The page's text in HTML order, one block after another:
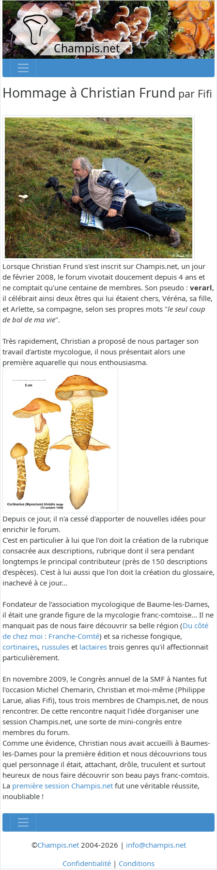
Champis.net
Hommage à Christian Frund par Fifi
Lorsque Christian Frund s'est inscrit sur Champis.net, un jour
de février 2008, le forum vivotait doucement depuis 4 ans et
ne comptait qu'une centaine de membres. Son pseudo : verarl,
il célébrait ainsi deux êtres qui lui étaient chers, Véréna, sa fille,
et Arlette, sa compagne, selon ses propres mots "le seul coup
de bol de ma vie".
Très rapidement, Christian a proposé de nous partager son
travail d'artiste mycologue, il nous présentait alors une
première aquarelle qui nous enthousiasma.
Depuis ce jour, il n'a cessé d'apporter de nouvelles idées pour
enrichir le forum.
C'est en particulier à lui que l'on doit la création de la rubrique
consacrée aux descriptions, rubrique dont il sera pendant
longtemps le principal contributeur (près de 150 descriptions
d'espèces). C'est à lui aussi que l'on doit la création du glossaire,
inachevé à ce jour...
Fondateur de l’association mycologique de Baume-les-Dames,
il était une grande figure de la mycologie franc-comtoise... Il ne
manquait pas de nous faire découvrir sa belle région (Du côté
de chez moi : Franche-Comté) et sa richesse fongique,
cortinaires, russules et lactaires trois genres qu'il affectionnait
particulièrement.
En novembre 2009, le Congrès annuel de la SMF à Nantes fut
l'occasion Michel Chemarin, Christian et moi-même (Philippe
Larue, alias Fifi), tous trois membres de Champis.net, de nous
rencontrer. De cette rencontre naquit l'idée d'organiser une
session Champis.net, une sorte de mini-congrès entre
membres du forum.
Comme une évidence, Christian nous avait accueilli à Baumes-
les-Dames pour la première édition et nous découvrions tous
quel personnage il était, attachant, drôle, truculent et surtout
heureux de nous faire découvrir son beau pays franc-comtois.
La première session Champis.net fut une véritable réussite,
inoubliable !
©Champis.net2004-2026 | info@champis.net
Confidentialité | Conditions